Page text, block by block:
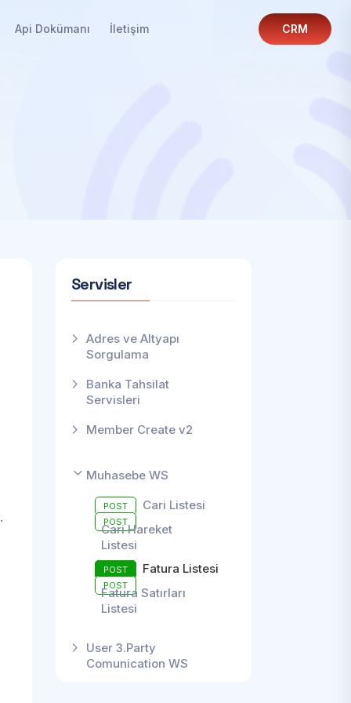
Api Dokümanı İletişim CRM
Servisler
Adres ve Altyapı
Sorgulama
Banka Tahsilat
Servisleri
Member Create v2
Muhasebe WS
POST Cari Listesi
POST
Cari Hareket
Listesi
POST Fatura Listesi
POST
Fatura Satırları
Listesi
User 3.Party
Comunication WS